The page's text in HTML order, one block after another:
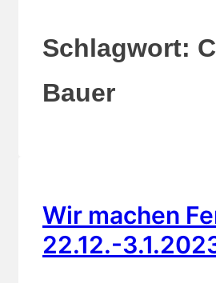
Schlagwort:
Bauer
Wir machen
22.12.-